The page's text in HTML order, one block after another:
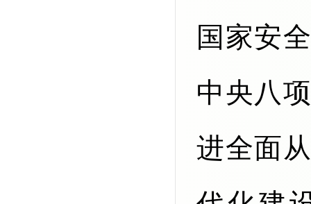
国家安
中央八
进全面